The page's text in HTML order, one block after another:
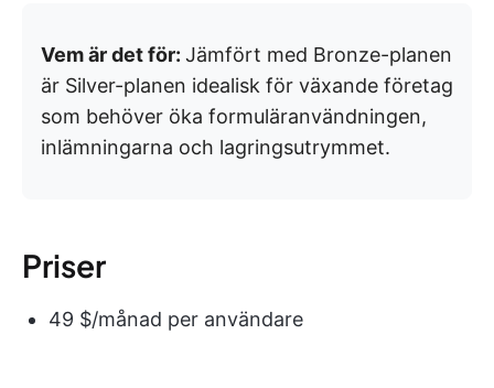
Vem är det för: Jämfört med Bronze-planen
är Silver-planen idealisk för växande företag
som behöver öka formuläranvändningen,
inlämningarna och lagringsutrymmet.
Priser
49 $/månad per användare